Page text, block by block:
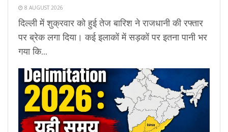
8 AUGUST 2026
दिल्ली में शुक्रवार को हुई तेज बारिश ने राजधानी की रफ्तार
पर ब्रेक लगा दिया। कई इलाकों में सड़कों पर इतना पानी भर
गया कि...